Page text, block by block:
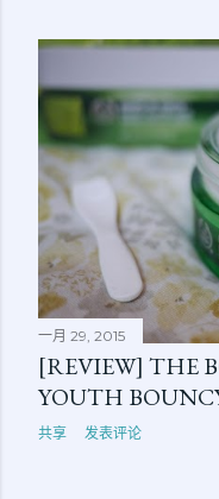
文
一月 29, 2015
[REVIEW] THE
YOUTH
共享 发表评论